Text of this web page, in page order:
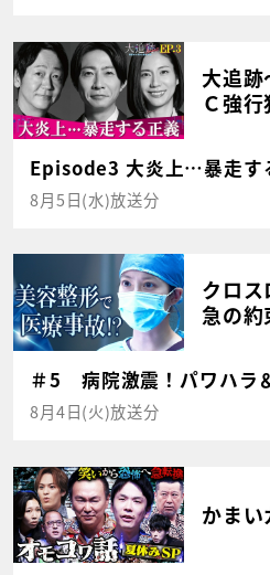
大追跡
Ｃ強
Episode3 大炎上…暴走す
8月5日(水)放送分
クロ
急の約
＃5 病院激震！パワハラ
8月4日(火)放送分
かまい